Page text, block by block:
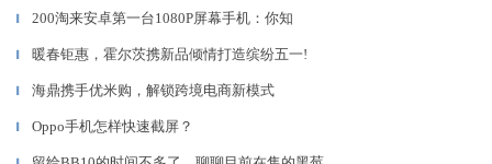
▎ 200淘来安卓第一台1080P屏幕手机：你知
▎ 暖春钜惠，霍尔茨携新品倾情打造缤纷五一!
▎ 海鼎携手优米购，解锁跨境电商新模式
▎ Oppo手机怎样快速截屏？